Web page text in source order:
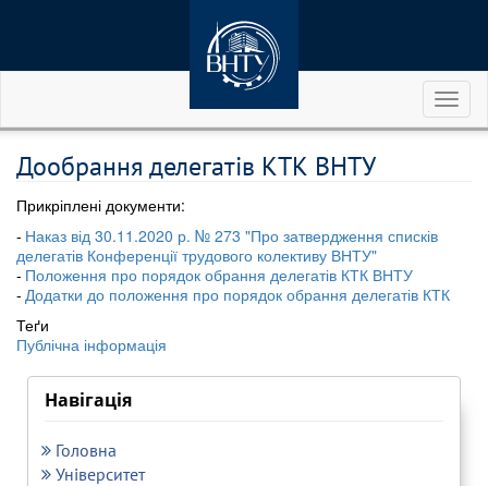
Дообрання делегатів КТК ВНТУ
Прикріплені документи:
Наказ від 30.11.2020 р. № 273 "Про затвердження списків
делегатів Конференції трудового колективу ВНТУ"
Положення про порядок обрання делегатів КТК ВНТУ
Додатки до положення про порядок обрання делегатів КТК
Теґи
Публічна інформація
Навігація
Головна
Університет